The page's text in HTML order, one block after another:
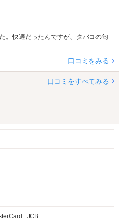
。快適だったんですが、タバコの匂
口コミをみる
口コミをすべてみる
JCB